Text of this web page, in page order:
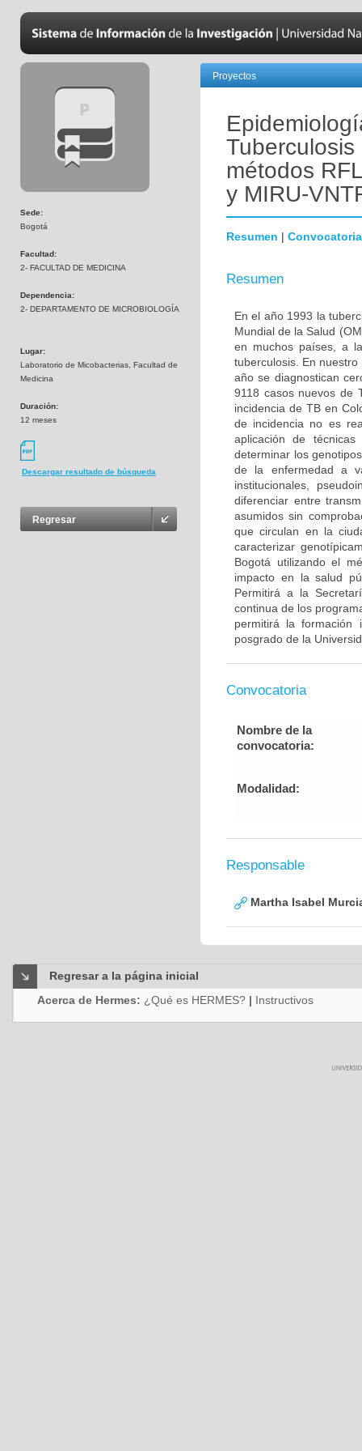
Sede:
Bogotá
Facultad:
2- FACULTAD DE MEDICINA
Dependencia:
2- DEPARTAMENTO DE MICROBIOLOGÍA
Lugar:
Laboratorio de Micobacterias, Facultad de
Medicina
Duración:
12 meses
Descargar resultado de búsqueda
Regresar
Proyectos
métodos
y MIRU-
Resumen | Convocatoria
Resumen
En el año 1993 la
Mundial de la Salud
en muchos países, a
tuberculosis. En
año se diagnostican
9118 casos nuevos de
incidencia de TB en
de incidencia no es
aplicación de
determinar los
de la enfermedad a
institucionales,
diferenciar entre
asumidos sin
que circulan en la
caracterizar
Bogotá utilizando el
impacto en la salud
Permitirá a la
continua de los
permitirá la formación
posgrado de la
Convocatoria
Nombre de la
convocatoria:
Modalidad:
Responsable
Martha Isabel
Regresar a la página inicial
Acerca de Hermes: ¿Qué es HERMES? | Instructivos